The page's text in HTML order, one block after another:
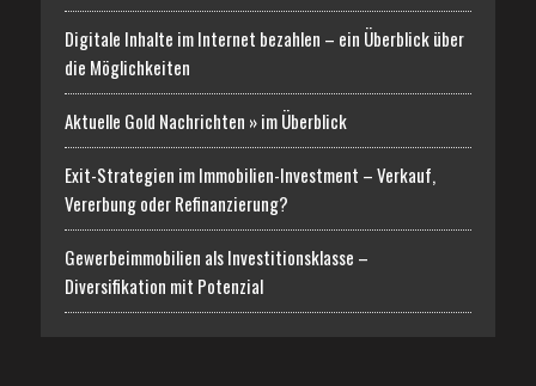
Digitale Inhalte im Internet bezahlen – ein Überblick über
die Möglichkeiten
Aktuelle Gold Nachrichten » im Überblick
Exit-Strategien im Immobilien-Investment – Verkauf,
Vererbung oder Refinanzierung?
Gewerbeimmobilien als Investitionsklasse –
Diversifikation mit Potenzial